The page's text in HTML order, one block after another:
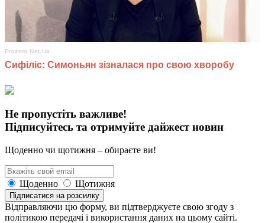
Не пропустіть важливе!
Підписуйтесь та отримуйте дайжест новин
Щоденно чи щотижня – обираєте ви!
Щоденно Щотижня
Підписатися на розсилку
Відправляючи цю форму, ви підтверджуєте свою згоду з
політикою передачі і використання даних на цьому сайті.